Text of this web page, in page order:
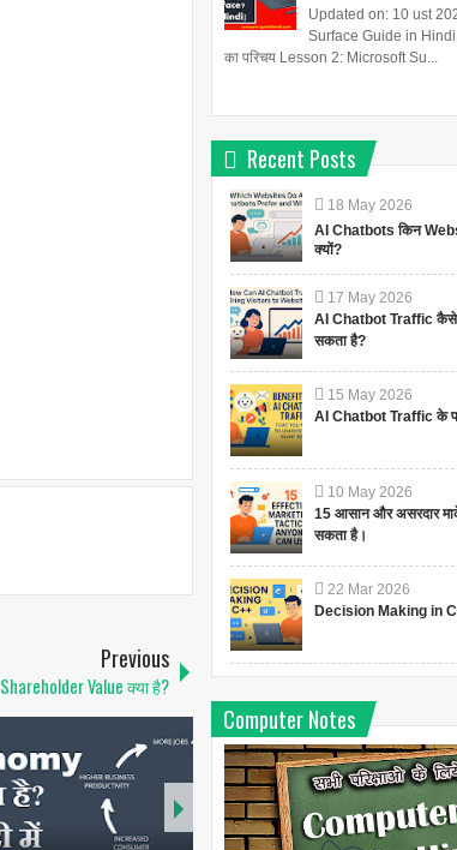
Previous
Shareholder Value क्या है?
Updated on: 10 ust
Surface Guide in
का परिचय Lesson 2: Microsoft Su...
Recent Posts
18 May 2026
AI Chatbots किन
क्यों?
17 May 2026
AI Chatbot Traffic
सकता है?
15 May 2026
AI Chatbot Traffic के
10 May 2026
15 आसान और असरदार
सकता है।
22 Mar 2026
Decision Making in
Computer Notes